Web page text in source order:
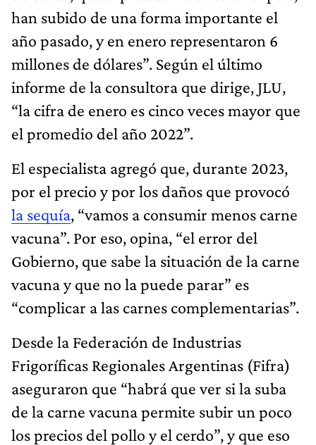
han subido de una forma importante el
año pasado, y en enero representaron 6
millones de dólares”. Según el último
informe de la consultora que dirige, JLU,
“la cifra de enero es cinco veces mayor que
el promedio del año 2022”.
El especialista agregó que, durante 2023,
por el precio y por los daños que provocó
la sequía, “vamos a consumir menos carne
vacuna”. Por eso, opina, “el error del
Gobierno, que sabe la situación de la carne
vacuna y que no la puede parar” es
“complicar a las carnes complementarias”.
Desde la Federación de Industrias
Frigoríficas Regionales Argentinas (Fifra)
aseguraron que “habrá que ver si la suba
de la carne vacuna permite subir un poco
los precios del pollo y el cerdo”, y que eso